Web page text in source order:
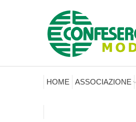
HOME ASSOCIAZIONE